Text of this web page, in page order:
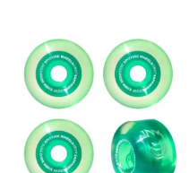
LES
OPTIONS
PEUVENT
ÊTRE
CHOISIES
SUR
LA
Ajouter à mes favoris